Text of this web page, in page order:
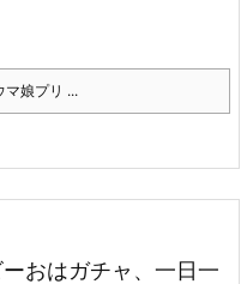
マ娘プリ ...
おはガチャ、一日一